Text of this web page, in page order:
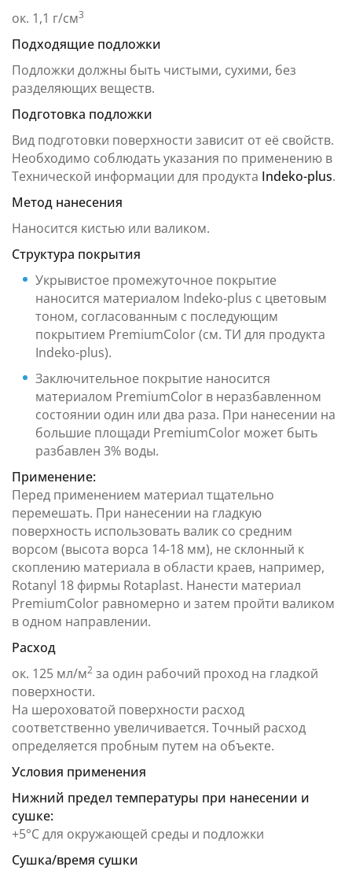
ок. 1,1 г/см3
Подходящие подложки
Подложки должны быть чистыми, сухими, без
разделяющих веществ.
Подготовка подложки
Вид подготовки поверхности зависит от её свойств.
Необходимо соблюдать указания по применению в
Технической информации для продукта Indeko-plus.
Метод нанесения
Наносится кистью или валиком.
Структура покрытия
Укрывистое промежуточное покрытие
наносится материалом Indeko-plus с цветовым
тоном, согласованным с последующим
покрытием PremiumColor (см. ТИ для продукта
Indeko-plus).
Заключительное покрытие наносится
материалом PremiumColor в неразбавленном
состоянии один или два раза. При нанесении на
большие площади PremiumColor может быть
разбавлен 3% воды.
Применение:
Перед применением материал тщательно
перемешать. При нанесении на гладкую
поверхность использовать валик со средним
ворсом (высота ворса 14-18 мм), не склонный к
скоплению материала в области краев, например,
Rotanyl 18 фирмы Rotaplast. Нанести материал
PremiumColor равномерно и затем пройти валиком
в одном направлении.
Расход
ок. 125 мл/м2 за один рабочий проход на гладкой
поверхности.
На шероховатой поверхности расход
соответственно увеличивается. Точный расход
определяется пробным путем на объекте.
Условия применения
Нижний предел температуры при нанесении и
сушке:
+5°C для окружающей среды и подложки
Сушка/время сушки